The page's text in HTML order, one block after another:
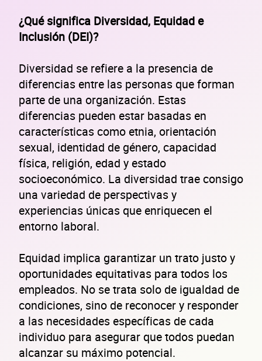
¿Qué significa Diversidad, Equidad e
Inclusión (DEI)?
Diversidad se refiere a la presencia de
diferencias entre las personas que forman
parte de una organización. Estas
diferencias pueden estar basadas en
características como etnia, orientación
sexual, identidad de género, capacidad
física, religión, edad y estado
socioeconómico. La diversidad trae consigo
una variedad de perspectivas y
experiencias únicas que enriquecen el
entorno laboral.
Equidad implica garantizar un trato justo y
oportunidades equitativas para todos los
empleados. No se trata solo de igualdad de
condiciones, sino de reconocer y responder
a las necesidades específicas de cada
individuo para asegurar que todos puedan
alcanzar su máximo potencial.